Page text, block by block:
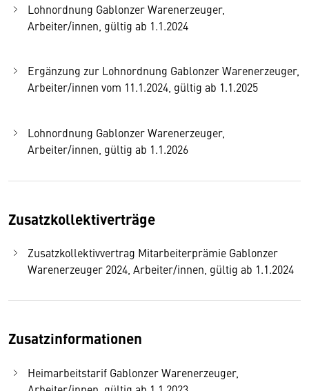
Lohnordnung Gablonzer Warenerzeuger,
Arbeiter/innen, gültig ab 1.1.2024
Ergänzung zur Lohnordnung Gablonzer Warenerzeuger,
Arbeiter/innen vom 11.1.2024, gültig ab 1.1.2025
Lohnordnung Gablonzer Warenerzeuger,
Arbeiter/innen, gültig ab 1.1.2026
Zusatzkollektiverträge
Zusatzkollektivvertrag Mitarbeiterprämie Gablonzer
Warenerzeuger 2024, Arbeiter/innen, gültig ab 1.1.2024
Zusatzinformationen
Heimarbeitstarif Gablonzer Warenerzeuger,